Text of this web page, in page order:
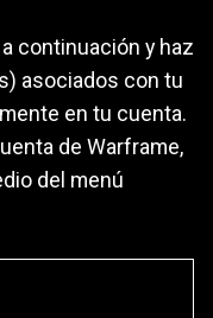
continuación y haz
asociados con tu
en tu cuenta.
de Warframe,
del menú